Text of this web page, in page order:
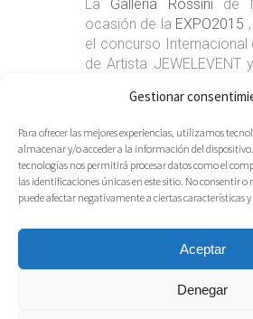
Gestionar
Para ofrecer las mejores experiencias, utilizamos
almacenar y/o acceder a la información del
tecnologías nos permitirá procesar datos como el
las identificaciones únicas en este sitio. No consentir
puede afectar negativamente a ciertas características
Aceptar
Denegar
La Galleria Rossini de
ocasión de la EXPO2015
el concurso Internacional
de Artista JEWELEVENT